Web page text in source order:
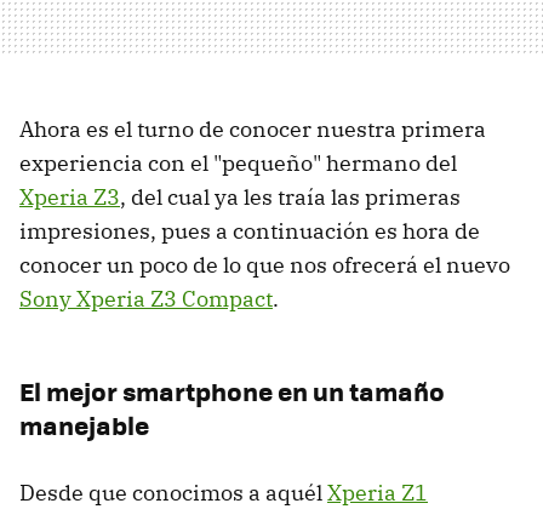
Ahora es el turno de conocer nuestra primera
experiencia con el "pequeño" hermano del
Xperia Z3, del cual ya les traía las primeras
impresiones, pues a continuación es hora de
conocer un poco de lo que nos ofrecerá el nuevo
Sony Xperia Z3 Compact.
El mejor smartphone en un tamaño
manejable
Desde que conocimos a aquélXperia Z1